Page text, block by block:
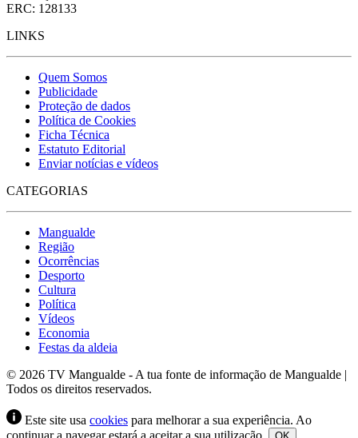
ERC: 128133
LINKS
Quem Somos
Publicidade
Proteção de dados
Política de Cookies
Ficha Técnica
Estatuto Editorial
Enviar notícias e vídeos
CATEGORIAS
Mangualde
Região
Ocorrências
Desporto
Cultura
Política
Vídeos
Economia
Festas da aldeia
© 2026 TV Mangualde - A tua fonte de informação de Mangualde |
Todos os direitos reservados.
Este site usa cookies para melhorar a sua experiência. Ao